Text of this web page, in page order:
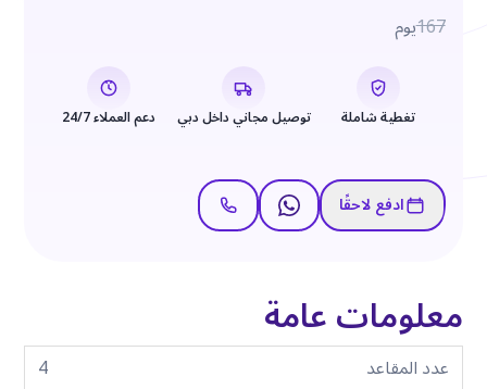
167يوم
تغطية شاملة توصيل مجاني داخل دبي دعم العملاء 24/7
ادفع لاحقًا
معلومات عامة
عدد المقاعد
4